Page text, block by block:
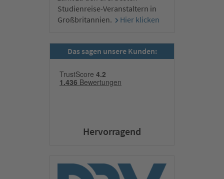
Studienreise-Veranstaltern in
Großbritannien.
Hier klicken
Das sagen unsere Kunden:
Hervorragend